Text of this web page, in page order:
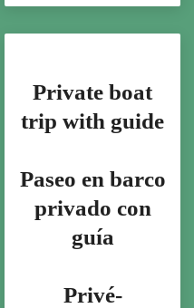
Private boat
trip with guide
Paseo en barco
privado con
guía
Privé-